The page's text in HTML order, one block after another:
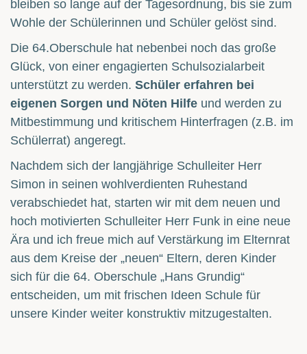
bleiben so lange auf der Tagesordnung, bis sie zum
Wohle der Schülerinnen und Schüler gelöst sind.
Die 64.Oberschule hat nebenbei noch das große
Glück, von einer engagierten Schulsozialarbeit
unterstützt zu werden. Schüler erfahren bei
eigenen Sorgen und Nöten Hilfe und werden zu
Mitbestimmung und kritischem Hinterfragen (z.B. im
Schülerrat) angeregt.
Nachdem sich der langjährige Schulleiter Herr
Simon in seinen wohlverdienten Ruhestand
verabschiedet hat, starten wir mit dem neuen und
hoch motivierten Schulleiter Herr Funk in eine neue
Ära und ich freue mich auf Verstärkung im Elternrat
aus dem Kreise der „neuen“ Eltern, deren Kinder
sich für die 64. Oberschule „Hans Grundig“
entscheiden, um mit frischen Ideen Schule für
unsere Kinder weiter konstruktiv mitzugestalten.